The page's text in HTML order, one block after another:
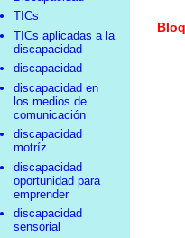
TICs
TICs aplicadas a la
discapacidad
discapacidad
discapacidad en
los medios de
comunicación
discapacidad
motríz
discapacidad
oportunidad para
emprender
discapacidad
sensorial